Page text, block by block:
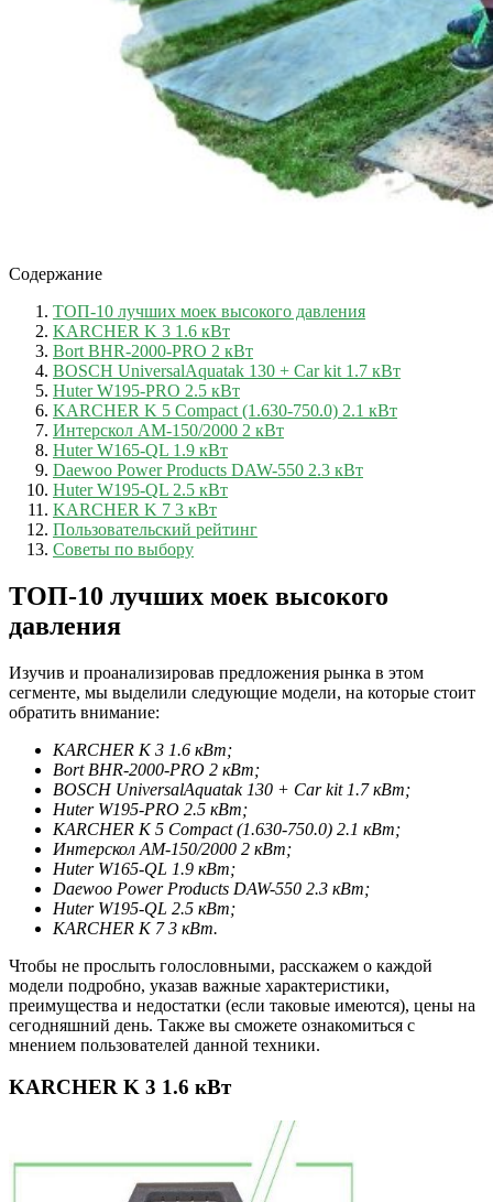
Содержание
ТОП-10 лучших моек высокого давления
KARCHER K 3 1.6 кВт
Bort BHR-2000-PRO 2 кВт
BOSCH UniversalAquatak 130 + Car kit 1.7 кВт
Huter W195-PRO 2.5 кВт
KARCHER K 5 Compact (1.630-750.0) 2.1 кВт
Интерскол АМ-150/2000 2 кВт
Huter W165-QL 1.9 кВт
Daewoo Power Products DAW-550 2.3 кВт
Huter W195-QL 2.5 кВт
KARCHER K 7 3 кВт
Пользовательский рейтинг
Советы по выбору
ТОП-10 лучших моек высокого
давления
Изучив и проанализировав предложения рынка в этом
сегменте, мы выделили следующие модели, на которые стоит
обратить внимание:
KARCHER K 3 1.6 кВт;
Bort BHR-2000-PRO 2 кВт;
BOSCH UniversalAquatak 130 + Car kit 1.7 кВт;
Huter W195-PRO 2.5 кВт;
KARCHER K 5 Compact (1.630-750.0) 2.1 кВт;
Интерскол АМ-150/2000 2 кВт;
Huter W165-QL 1.9 кВт;
Daewoo Power Products DAW-550 2.3 кВт;
Huter W195-QL 2.5 кВт;
KARCHER K 7 3 кВт.
Чтобы не прослыть голословными, расскажем о каждой
модели подробно, указав важные характеристики,
преимущества и недостатки (если таковые имеются), цены на
сегодняшний день. Также вы сможете ознакомиться с
мнением пользователей данной техники.
KARCHER K 3 1.6 кВт